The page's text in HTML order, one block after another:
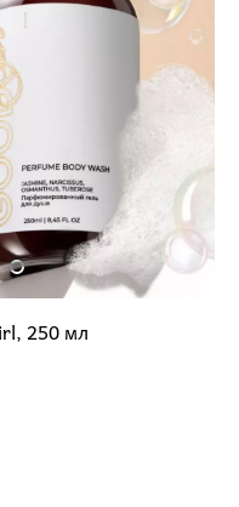
250 мл